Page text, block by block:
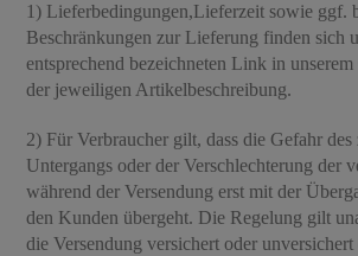
1) Lieferbedingungen,Lieferzeit sowie ggf.
Beschränkungen zur Lieferung finden sich
entsprechend bezeichneten Link in
der jeweiligen Artikelbeschreibung.
2) Für Verbraucher gilt, dass die Gefahr
Untergangs oder der Verschlechterung der
während der Versendung erst mit der
den Kunden übergeht. Die Regelung gilt
die Versendung versichert oder